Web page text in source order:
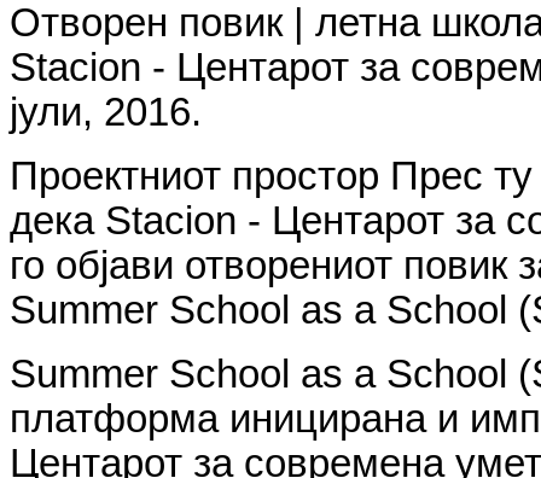
Отворен повик | летна
Stacion - Центарот за
јули, 2016.
Проектниот простор Прес
дека Stacion - Центарот за
го објави отворениот повик
Summer School as a School
Summer School as a School
платформа иницирана и
Центарот за современа